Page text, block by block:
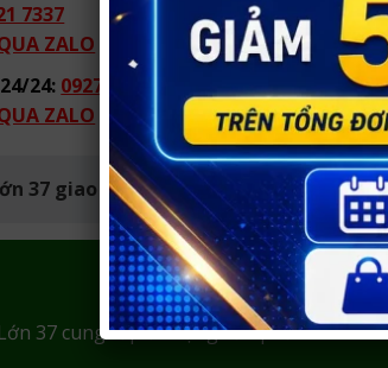
7337
ZALO từ 08h00 đến 22h00 hàng ngày.
24: 0927 441 096
ZALO tư vấn 24/24
37 giao hàng kín đáo tại Vinh và
37 cung cấp đa dạng sản phẩm chính